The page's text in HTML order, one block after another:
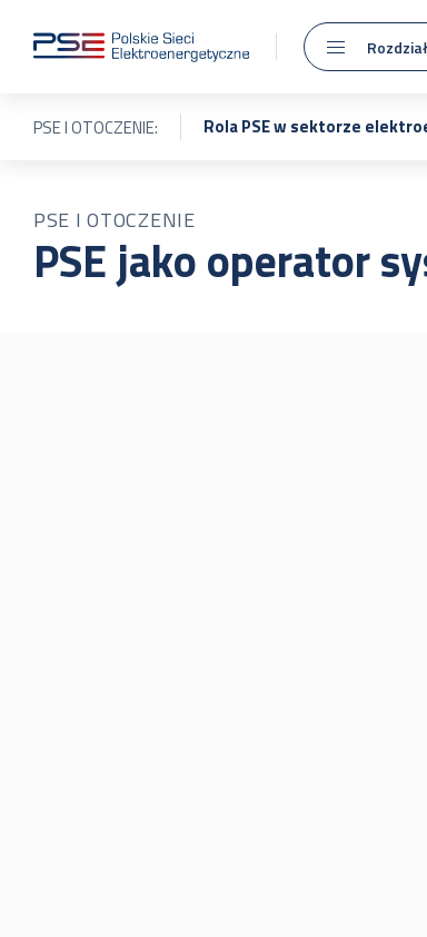
PSE I OTOCZENIE: Rola PSE w sektorze
PSE I OTOCZENIE
PSE jako operator